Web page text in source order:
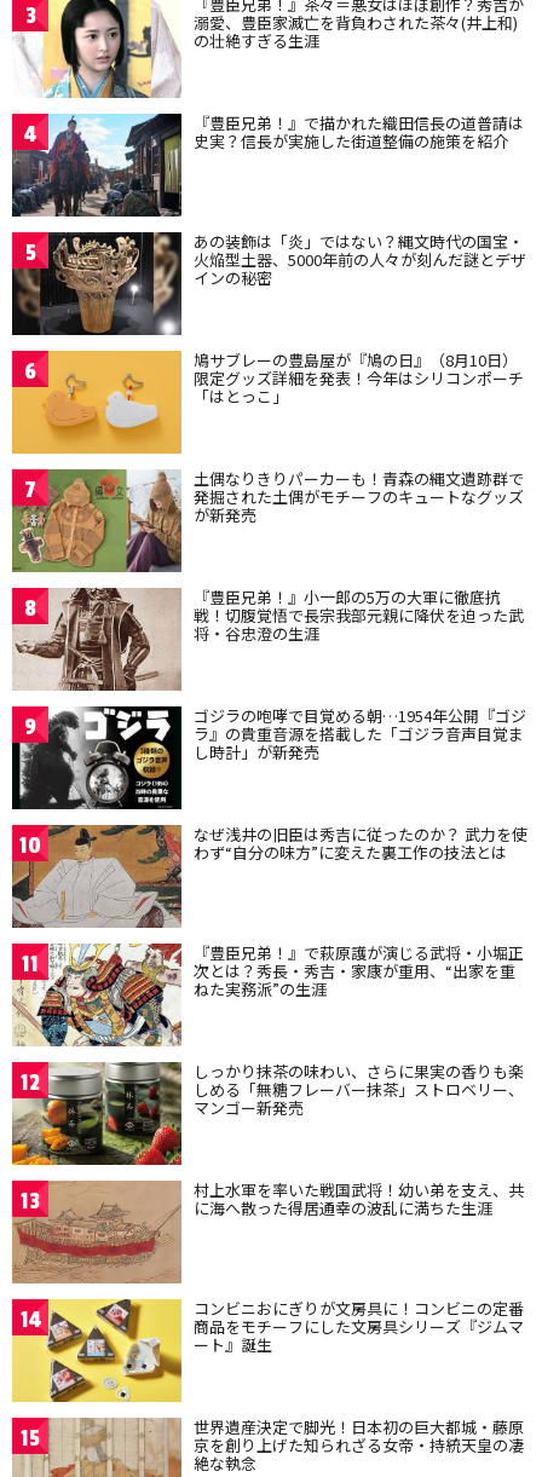
3 『豊臣兄弟！』茶々＝悪女はほぼ創作？秀吉が
溺愛、豊臣家滅亡を背負わされた茶々(井上和)
の壮絶すぎる生涯
4 『豊臣兄弟！』で描かれた織田信長の道普請は
史実？信長が実施した街道整備の施策を紹介
5 あの装飾は「炎」ではない？縄文時代の国宝・
火焔型土器、5000年前の人々が刻んだ謎とデザ
インの秘密
6 鳩サブレーの豊島屋が『鳩の日』（8月10日）
限定グッズ詳細を発表！今年はシリコンポーチ
「はとっこ」
7 土偶なりきりパーカーも！青森の縄文遺跡群で
発掘された土偶がモチーフのキュートなグッズ
が新発売
8 『豊臣兄弟！』小一郎の5万の大軍に徹底抗
戦！切腹覚悟で長宗我部元親に降伏を迫った武
将・谷忠澄の生涯
9 ゴジラの咆哮で目覚める朝…1954年公開『ゴジ
ラ』の貴重音源を搭載した「ゴジラ音声目覚ま
し時計」が新発売
10 なぜ浅井の旧臣は秀吉に従ったのか？ 武力を使
わず“自分の味方”に変えた裏工作の技法とは
11 『豊臣兄弟！』で萩原護が演じる武将・小堀正
次とは？秀長・秀吉・家康が重用、“出家を重
ねた実務派”の生涯
12 しっかり抹茶の味わい、さらに果実の香りも楽
しめる「無糖フレーバー抹茶」ストロベリー、
マンゴー新発売
13 村上水軍を率いた戦国武将！幼い弟を支え、共
に海へ散った得居通幸の波乱に満ちた生涯
14 コンビニおにぎりが文房具に！コンビニの定番
商品をモチーフにした文房具シリーズ『ジムマ
ート』誕生
15 世界遺産決定で脚光！日本初の巨大都城・藤原
京を創り上げた知られざる女帝・持統天皇の凄
絶な執念